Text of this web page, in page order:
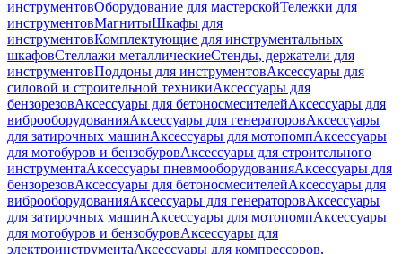
инструментовОборудование для мастерскойТележки для
инструментовМагнитыШкафы для
инструментовКомплектующие для инструментальных
шкафовСтеллажи металлическиеСтенды, держатели для
инструментовПоддоны для инструментовАксессуары для
силовой и строительной техникиАксессуары для
бензорезовАксессуары для бетоносмесителейАксессуары для
виброоборудованияАксессуары для генераторовАксессуары
для затирочных машинАксессуары для мотопомпАксессуары
для мотобуров и бензобуровАксессуары для строительного
инструментаАксессуары пневмооборудованияАксессуары для
бензорезовАксессуары для бетоносмесителейАксессуары для
виброоборудованияАксессуары для генераторовАксессуары
для затирочных машинАксессуары для мотопомпАксессуары
для мотобуров и бензобуровАксессуары для
электроинструментаАксессуары для компрессоров,